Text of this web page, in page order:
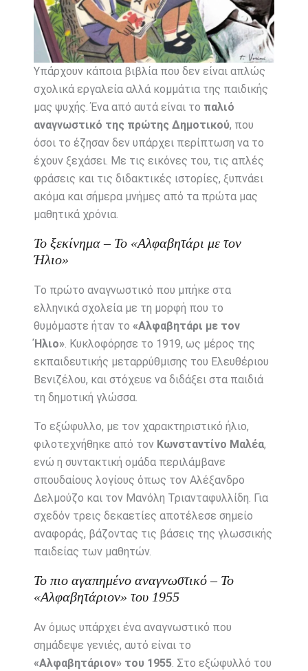
Υπάρχουν κάποια βιβλία που δεν είναι απλώς
σχολικά εργαλεία αλλά κομμάτια της παιδικής
μας ψυχής. Ένα από αυτά είναι το παλιό
αναγνωστικό της πρώτης Δημοτικού, που
όσοι το έζησαν δεν υπάρχει περίπτωση να το
έχουν ξεχάσει. Με τις εικόνες του, τις απλές
φράσεις και τις διδακτικές ιστορίες, ξυπνάει
ακόμα και σήμερα μνήμες από τα πρώτα μας
μαθητικά χρόνια.
Το ξεκίνημα – Το «Αλφαβητάρι με τον
Ήλιο»
Το πρώτο αναγνωστικό που μπήκε στα
ελληνικά σχολεία με τη μορφή που το
θυμόμαστε ήταν το «Αλφαβητάρι με τον
Ήλιο». Κυκλοφόρησε το 1919, ως μέρος της
εκπαιδευτικής μεταρρύθμισης του Ελευθέριου
Βενιζέλου, και στόχευε να διδάξει στα παιδιά
τη δημοτική γλώσσα.
Το εξώφυλλο, με τον χαρακτηριστικό ήλιο,
φιλοτεχνήθηκε από τον Κωνσταντίνο Μαλέα,
ενώ η συντακτική ομάδα περιλάμβανε
σπουδαίους λογίους όπως τον Αλέξανδρο
Δελμούζο και τον Μανόλη Τριανταφυλλίδη. Για
σχεδόν τρεις δεκαετίες αποτέλεσε σημείο
αναφοράς, βάζοντας τις βάσεις της γλωσσικής
παιδείας των μαθητών.
Το πιο αγαπημένο αναγνωστικό – Το
«Αλφαβητάριον» του 1955
Αν όμως υπάρχει ένα αναγνωστικό που
σημάδεψε γενιές, αυτό είναι το
«Αλφαβητάριον» του 1955. Στο εξώφυλλό του